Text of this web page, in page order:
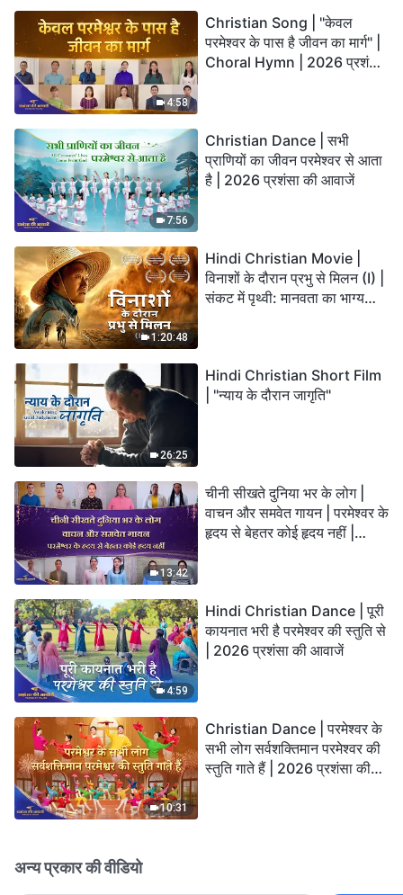
4:58
Christian Song | "केवल
परमेश्वर के पास है जीवन का मार्ग" |
Choral Hymn | 2026 प्रशंसा
7:56
Christian Dance | सभी
प्राणियों का जीवन परमेश्वर से आता
है | 2026 प्रशंसा की आवाजें
1:20:48
Hindi Christian Movie |
विनाशों के दौरान प्रभु से मिलन (I) |
संकट में पृथ्वी: मानवता का भाग्य
26:25
Hindi Christian Short Film
| "न्याय के दौरान जागृति"
13:42
चीनी सीखते दुनिया भर के लोग |
वाचन और समवेत गायन | परमेश्वर के
हृदय से बेहतर कोई हृदय नहीं |
4:59
Hindi Christian Dance | पूरी
कायनात भरी है परमेश्वर की स्तुति से
| 2026 प्रशंसा की आवाजें
10:31
Christian Dance | परमेश्वर के
सभी लोग सर्वशक्तिमान परमेश्वर की
स्तुति गाते हैं | 2026 प्रशंसा की
अन्य प्रकार की वीडियो